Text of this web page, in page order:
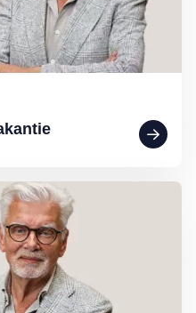
Marjan Berk